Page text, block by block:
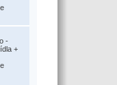
-
+